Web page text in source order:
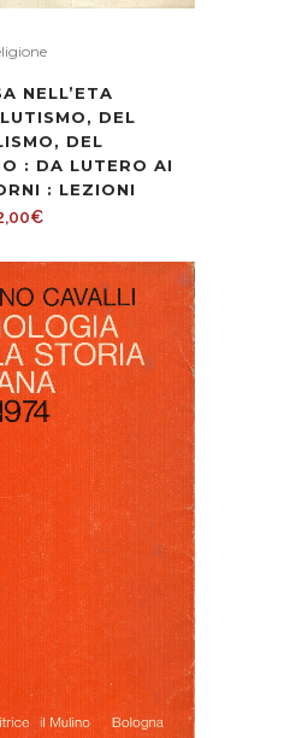
NELL’ETA
DEL
DEL
: DA LUTERO AI
: LEZIONI
€